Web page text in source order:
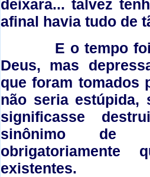
deixara... talvez
afinal havia tudo de
E o tempo foi
Deus, mas
que foram tomados
não seria estúpida,
significasse
sinônimo de
existentes.